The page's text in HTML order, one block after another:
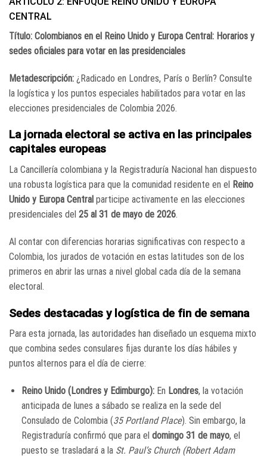
CENTRAL
Título: Colombianos en el Reino Unido y Europa Central: Horarios y
sedes oficiales para votar en las presidenciales
Metadescripción: ¿Radicado en Londres, París o Berlín? Consulte
la logística y los puntos especiales habilitados para votar en las
elecciones presidenciales de Colombia 2026.
La jornada electoral se activa en las principales
capitales europeas
La Cancillería colombiana y la Registraduría Nacional han dispuesto
una robusta logística para que la comunidad residente en el Reino
Unido y Europa Central participe activamente en las elecciones
presidenciales del 25 al 31 de mayo de 2026.
Al contar con diferencias horarias significativas con respecto a
Colombia, los jurados de votación en estas latitudes son de los
primeros en abrir las urnas a nivel global cada día de la semana
electoral.
Sedes destacadas y logística de fin de semana
Para esta jornada, las autoridades han diseñado un esquema mixto
que combina sedes consulares fijas durante los días hábiles y
puntos alternos para el día de cierre:
Reino Unido (Londres y Edimburgo):En Londres, la votación
anticipada de lunes a sábado se realiza en la sede del
Consulado de Colombia (35 Portland Place). Sin embargo, la
Registraduría confirmó que para el domingo 31 de mayo, el
puesto se trasladará a la St. Paul’s Church (Robert Adam